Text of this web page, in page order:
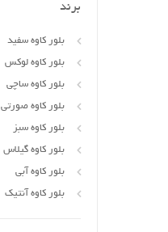
برند
بلور کاوه سفید
بلور کاوه لوکس
بلور کاوه ساچی
بلور کاوه صورتی
بلور کاوه سبز
بلور کاوه گیلاس
بلور کاوه آبی
بلور کاوه آنتیک